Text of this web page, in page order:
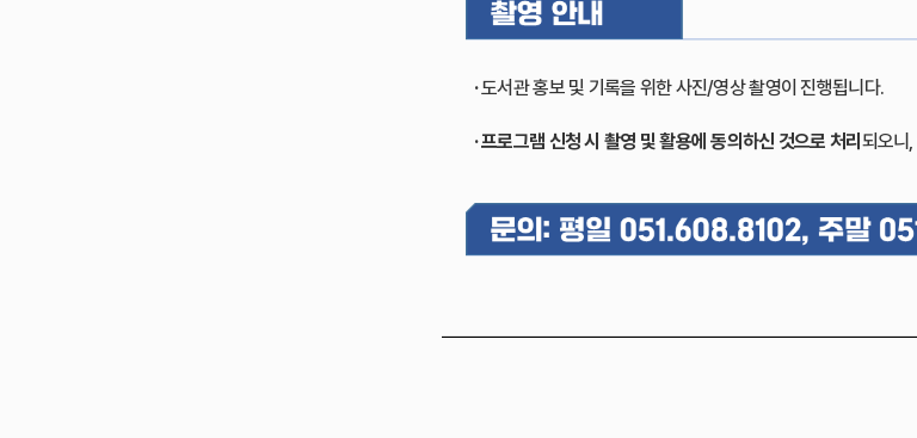
·도서관 홍보 및 기록을 위한 사진/영상 촬영이 진행됩니다.
· 프로그램 신청 시 촬영 및 활용에 동의하신 것으로 처리 되오니